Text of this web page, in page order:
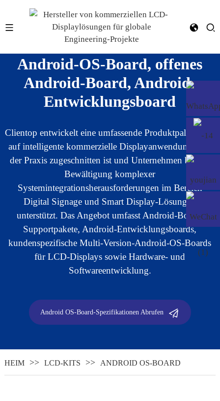
Android-OS-Board, offenes
Android-Board, Android-
Entwicklungsboard
Clientop entwickelt eine umfassende Produktpalette, die
auf intelligente kommerzielle Displayanwendungen in
der Praxis zugeschnitten ist und Unternehmen bei der
Bewältigung komplexer
Systemintegrationsherausforderungen im Bereich
Digital Signage und Smart Display-Lösungen
unterstützt. Das Angebot umfasst Android-Board-
Supportpakete, Android-Entwicklungsboards,
kundenspezifische Multi-Version-Android-OS-Boards
für LCD-Displays sowie Hardware- und
Softwareentwicklung.
Android OS-Board-Spezifikationen Abrufen
HEIM LCD-KITS ANDROID OS-BOARD